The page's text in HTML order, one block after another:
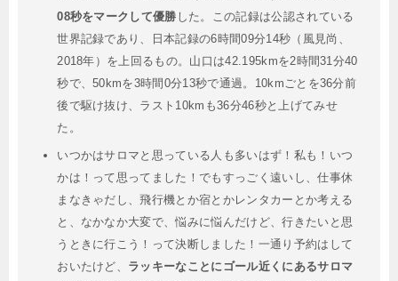
08秒をマークして優勝 した。この記録は公認されている
世界記録であり、日本記録の6時間09分14秒（風見尚、
2018年）を上回るもの。山口は42.195kmを2時間31分40
秒で、50kmを3時間0分13秒で通過。10kmごとを36分前
後で駆け抜け、ラスト10kmも36分46秒と上げてみせ
た。
いつかはサロマと思っている人も多いはず！私も！いつ
かは！って思ってました！でもすっごく遠いし、仕事休
まなきゃだし、飛行機とか宿とかレンタカーとか考える
と、なかなか大変で、悩みに悩んだけど、行きたいと思
うときに行こう！って決断しました！一通り予約はして
おいたけど、 ラッキーなことにゴール近くにあるサロマ